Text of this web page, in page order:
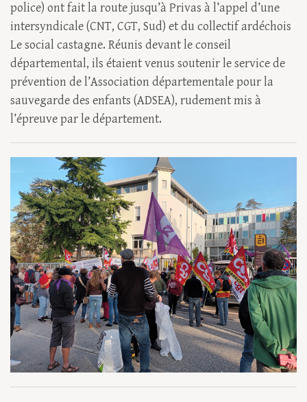
police) ont fait la route jusqu’à Privas à l’appel d’une
intersyndicale (CNT, CGT, Sud) et du collectif ardéchois
Le social castagne. Réunis devant le conseil
départemental, ils étaient venus soutenir le service de
prévention de l’Association départementale pour la
sauvegarde des enfants (ADSEA), rudement mis à
l’épreuve par le département.